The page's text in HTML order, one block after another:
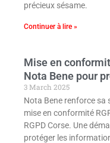
précieux sésame.
Continuer à lire »
Mise en
Nota Bene pour
3 March 2025
Nota Bene renforce sa
mise en conformité
RGPD Corse. Une
protéger les